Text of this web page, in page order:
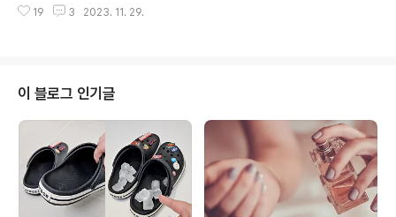
차티백이 탈취효과를 발휘해서 전자레인지로 돌리기만 해
는 김치 써는 꿀팁을 알려드릴게요! 똑같은 김치도 써는 방
기 좀 내볼까요~ ^^ 김치 꽁다리를 잘라내 주시고요. 넓적
한 배춧잎 하나를 골라서 도마 위에 펼쳐 놓고 돌돌 말아주
세요~ 풀리지 않게 야무지게 말아 놓은 상태에서 한입 크
기로 썰어주시면 돼요. 저는 3등분했어요. 김치를 돌돌 말
아서 자르면 예쁜 김치롤이 되는데요. 말린 모양이 보이도
록 접시에 담으면 깔끔 그 잡채! 김치..
19 3 2023. 11. 29.
이 블로그 인기글